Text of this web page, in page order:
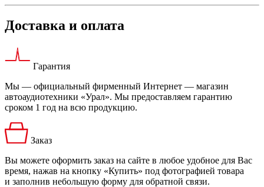
Доставка и оплата
Гарантия
Мы — официальный фирменный Интернет — магазин
автоаудиотехники «Урал». Мы предоставляем гарантию
сроком 1 год на всю продукцию.
Заказ
Вы можете оформить заказ на сайте в любое удобное для Вас
время, нажав на кнопку «Купить» под фотографией товара
и заполнив небольшую форму для обратной связи.